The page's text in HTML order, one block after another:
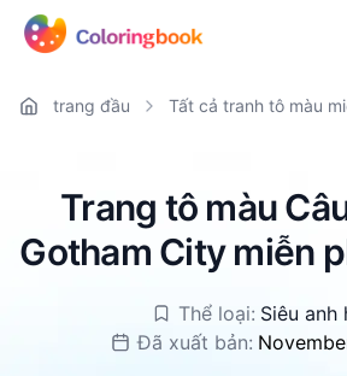
trang đầu Tất cả tranh tô màu
Trang tô màu
Gotham City miễn
Thể loại: Siêu anh
Đã xuất bản: